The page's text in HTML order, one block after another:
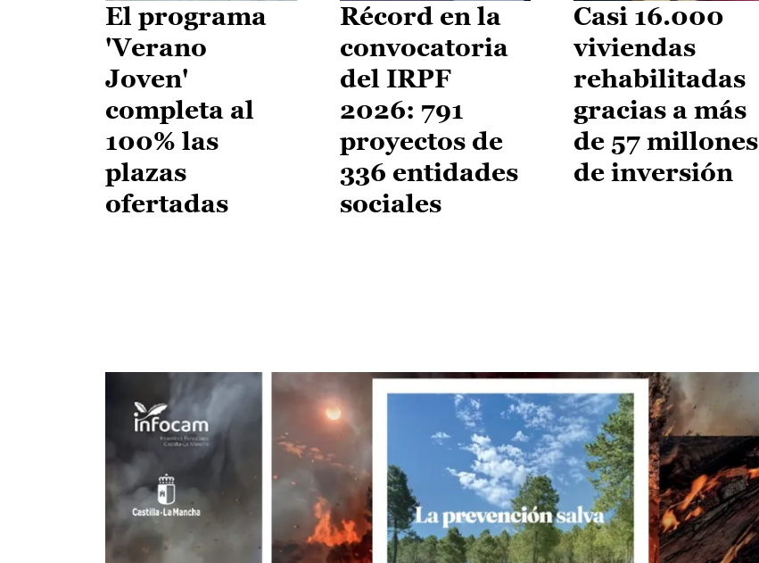
El programa
'Verano
Joven'
completa al
100% las
plazas
ofertadas
Récord en la
convocatoria
del IRPF
2026: 791
proyectos de
336 entidades
sociales
Casi 16.000
viviendas
rehabilitadas
gracias a más
de 57 millones
de inversión